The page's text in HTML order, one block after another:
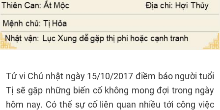
Tử vi Chủ nhật ngày 15/10/2017 điềm báo người tuổi
Tị sẽ gặp những biến cố không mong đợi trong ngày
hôm nay. Có thể sự cố liên quan nhiều tới công việc